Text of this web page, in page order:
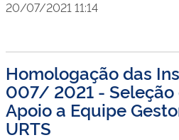
20/07/2021 11:14
Homologação das
007/ 2021 - Seleção
Apoio a Equipe
URTS